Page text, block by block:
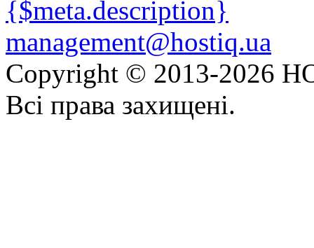
management@hostiq.ua
Copyright © 2013-2026
Всі права захищені.